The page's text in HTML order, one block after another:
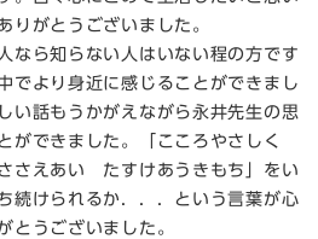
りがとうございました。
なら知らない人はいない程の方です
でより身近に感じることができまし
い話もうかがえながら永井先生の思
ができました。「こころやさしく
さえあい たすけあうきもち」をい
続けられるか．．．という言葉が心
とうございました。